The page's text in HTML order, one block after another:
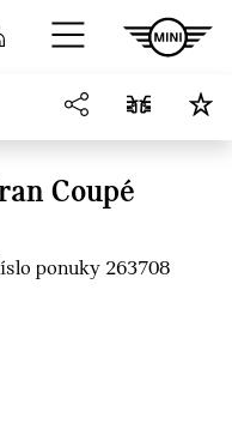
Prihlásenie
Coupé
ponuky 263708